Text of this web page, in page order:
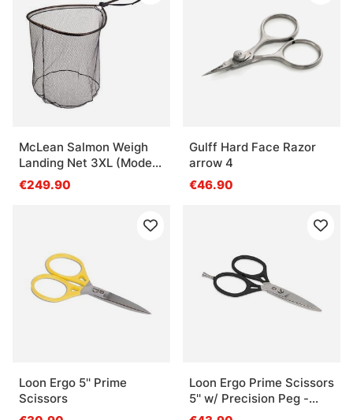
McLean Salmon Weigh
Landing Net 3XL (Model
R141)
€249.90
Gulff Hard Face Razor
arrow 4
€46.90
Loon Ergo 5'' Prime
Scissors
Loon Ergo Prime Scissors
5'' w/ Precision Peg -
Black